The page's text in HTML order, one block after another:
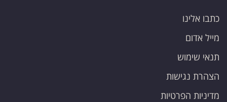
כתבו אלינו
מייל אדום
תנאי שימוש
הצהרת נגישות
מדיניות הפרטיות